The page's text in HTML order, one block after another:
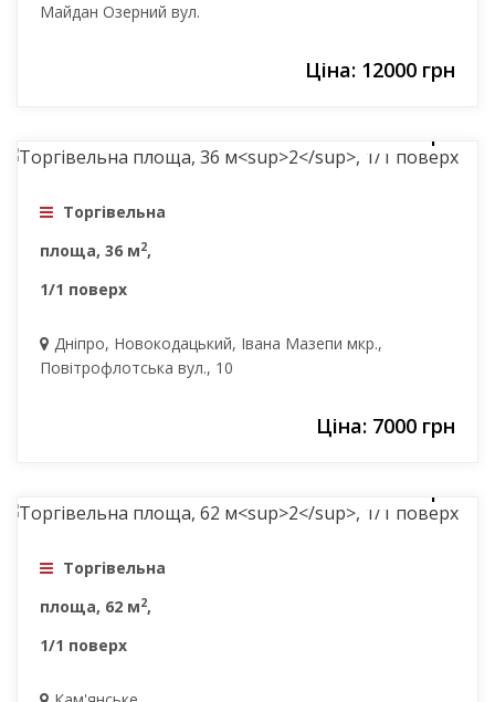
Ціна: 12000 грн
Майдан Озерний вул.
Ціна: 7000 грн
Торгівельна
площа, 36 м2,
1/1 поверх
Дніпро, Новокодацький, Івана Мазепи мкр.,
Повітрофлотська вул., 10
Торгівельна
площа, 62 м2,
1/1 поверх